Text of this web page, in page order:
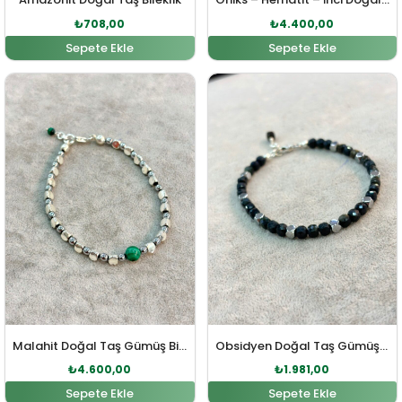
₺708,00
Sepete Ekle
₺4.400,00
Sepete Ekle
Malahit Doğal Taş Gümüş Bileklik
Orijinal fiyat: ₺5.000,00.
₺4.600,00
Şu andaki fiyat: ₺4.600,00.
Sepete Ekle
Obsidyen Doğal Taş Gümüş Bileklik
Orijinal fiyat:
₺1.981,00
Şu andaki
Sepete Ekle